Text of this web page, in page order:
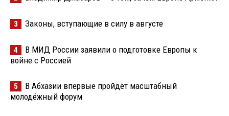
3 Законы, вступающие в силу в августе
4
В МИД России заявили о подготовке Европы к
войне с Россией
5
В Абхазии впервые пройдёт масштабный
молодёжный форум